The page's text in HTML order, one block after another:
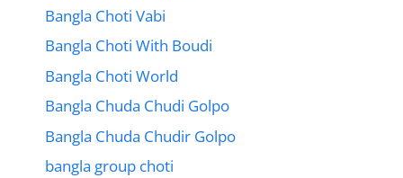
Bangla Choti Vabi
Bangla Choti With Boudi
Bangla Choti World
Bangla Chuda Chudi Golpo
Bangla Chuda Chudir Golpo
bangla group choti